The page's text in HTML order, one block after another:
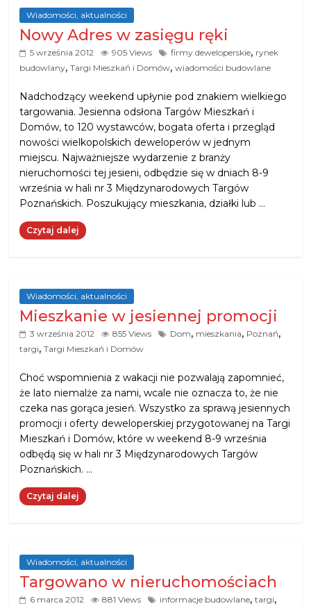
Wiadomości, aktualności
Nowy Adres w zasięgu ręki
5 września 2012 905 Views firmy deweloperskie, rynek
budowlany,Targi Mieszkań i Domów,wiadomości budowlane
Nadchodzący weekend upłynie pod znakiem wielkiego
targowania. Jesienna odsłona Targów Mieszkań i
Domów, to 120 wystawców, bogata oferta i przegląd
nowości wielkopolskich deweloperów w jednym
miejscu. Najważniejsze wydarzenie z branży
nieruchomości tej jesieni, odbędzie się w dniach 8-9
września w hali nr 3 Międzynarodowych Targów
Poznańskich. Poszukujący mieszkania, działki lub …
Czytaj dalej
Wiadomości, aktualności
Mieszkanie w jesiennej promocji
3 września 2012 855 Views Dom, mieszkania, Poznań,
targi,Targi Mieszkań i Domów
Choć wspomnienia z wakacji nie pozwalają zapomnieć,
że lato niemalże za nami, wcale nie oznacza to, że nie
czeka nas gorąca jesień. Wszystko za sprawą jesiennych
promocji i oferty deweloperskiej przygotowanej na Targi
Mieszkań i Domów, które w weekend 8-9 września
odbędą się w hali nr 3 Międzynarodowych Targów
Poznańskich. …
Czytaj dalej
Wiadomości, aktualności
Targowano w nieruchomościach
6 marca 2012 881 Views informacje budowlane,targi,